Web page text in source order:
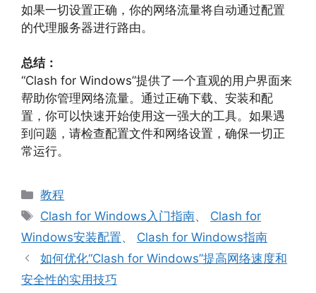
如果一切设置正确，你的网络流量将自动通过配置
的代理服务器进行路由。
总结：
“Clash for Windows”提供了一个直观的用户界面来
帮助你管理网络流量。通过正确下载、安装和配
置，你可以快速开始使用这一强大的工具。如果遇
到问题，请检查配置文件和网络设置，确保一切正
常运行。
分
类
教程
标
签
Clash for Windows入门指南、 Clash for
Windows安装配置、 Clash for Windows指南
如何优化“Clash for Windows”提高网络速度和
安全性的实用技巧